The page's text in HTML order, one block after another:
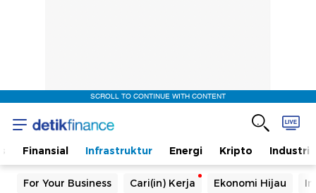
SCROLL TO CONTINUE WITH CONTENT
Finansial Infrastruktur Energi Kripto Industri
For Your Business Cari(in) Kerja Ekonomi Hijau